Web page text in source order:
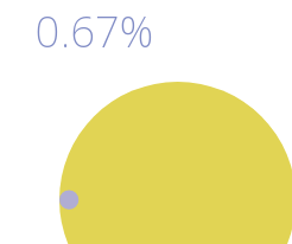
0.67%